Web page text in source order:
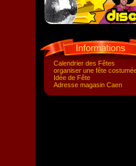
Calendrier des Fêtes
organiser une fête
Idée de Fête
Adresse magasin Caen